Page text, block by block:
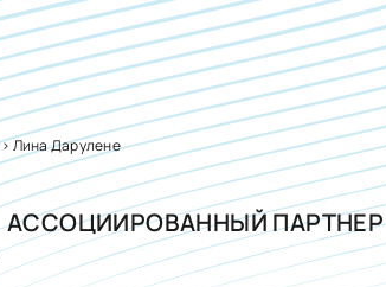
>Лина Дарулене
АССОЦИИРОВАННЫЙ ПАРТНЕР